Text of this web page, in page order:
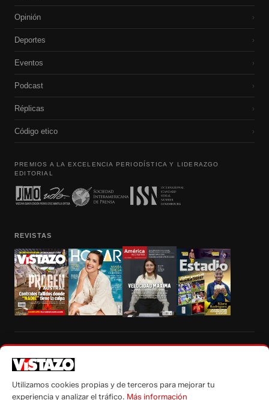
Opinión ›
Deportes ›
Eventos ›
Podcast ›
Réplicas ›
Código etico ›
PREMIOS A LA EXCELENCIA PERIODÍSTICA Y LIDERAZGO
EDITORIAL
REVISTAS
autorización escrita de su titular, de todos los contenidos de Vistazo.com.
Utilizamos cookies propias y de terceros para mejorar tu
experiencia y analizar el tráfico. Más información